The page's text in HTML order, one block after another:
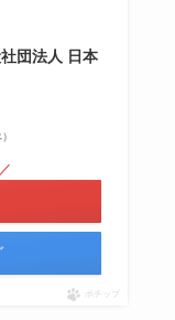
団法人 日本
ポチップ